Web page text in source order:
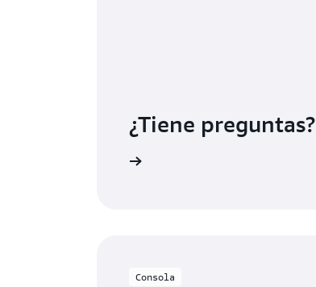
¿Tiene preguntas?
Consola